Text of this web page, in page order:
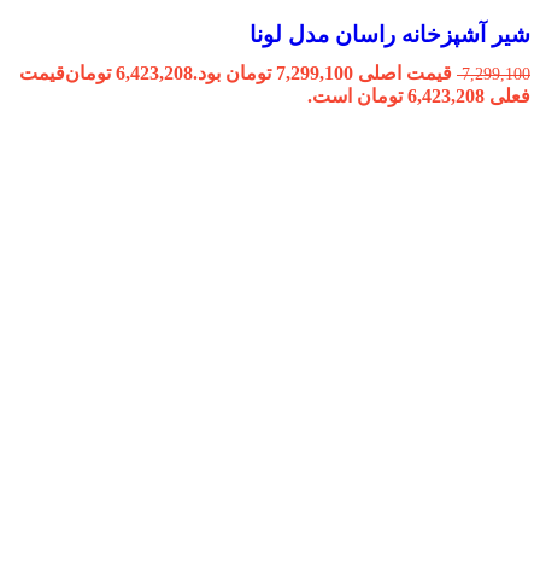
شیر آشپزخانه راسان مدل لونا
7,299,100 قیمت اصلی 7,299,100 تومان بود. 6,423,208 تومانقیمت
فعلی 6,423,208 تومان است.